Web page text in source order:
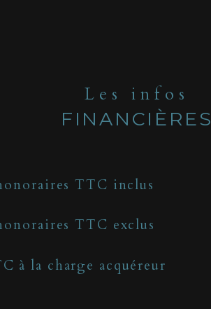
Les infos
FINANCIÈRES
TTC inclus
TTC exclus
à la charge acquéreur